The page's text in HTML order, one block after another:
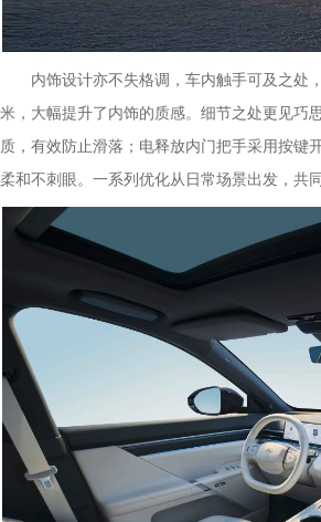
内饰设计亦不失格调，车内触手可及之处
米，大幅提升了内饰的质感。细节之处更见巧
质，有效防止滑落；电释放内门把手采用按键
柔和不刺眼。一系列优化从日常场景出发，共